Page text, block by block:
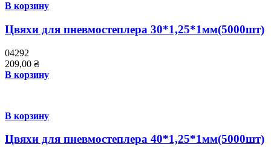
В корзину
Цвяхи для пневмостеплера 30*1,25*1мм(5000шт)
04292
209,00 ₴
В корзину
В корзину
Цвяхи для пневмостеплера 40*1,25*1мм(5000шт)